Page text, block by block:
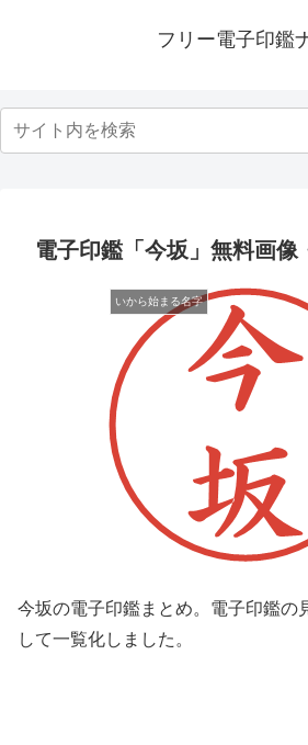
フリー電子印鑑
電子印鑑「今坂」無料画像
いから始まる名字
今坂の電子印鑑まとめ。電子印鑑の
して一覧化しました。